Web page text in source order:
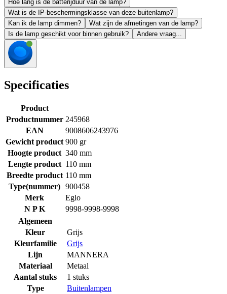
Hoe lang is de batterijduur van de lamp?
Wat is de IP-beschermingsklasse van deze buitenlamp?
Kan ik de lamp dimmen?
Wat zijn de afmetingen van de lamp?
Is de lamp geschikt voor binnen gebruik?
Andere vraag...
Specificaties
Product
Productnummer 245968
EAN
9008606243976
Gewicht product 900 gr
Hoogte product 340 mm
Lengte product 110 mm
Breedte product 110 mm
Type(nummer) 900458
Merk
Eglo
N P K
9998-9998-9998
Algemeen
Kleur
Grijs
Kleurfamilie
Grijs
Lijn
MANNERA
Materiaal
Metaal
Aantal stuks
1 stuks
Type
Buitenlampen